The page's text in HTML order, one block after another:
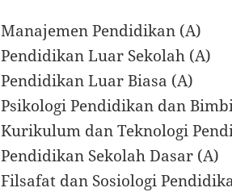
Manajemen Pendidikan (A)
Pendidikan Luar Sekolah (A)
Pendidikan Luar Biasa (A)
Psikologi Pendidikan dan
Kurikulum dan Teknologi
Pendidikan Sekolah Dasar (A)
Filsafat dan Sosiologi